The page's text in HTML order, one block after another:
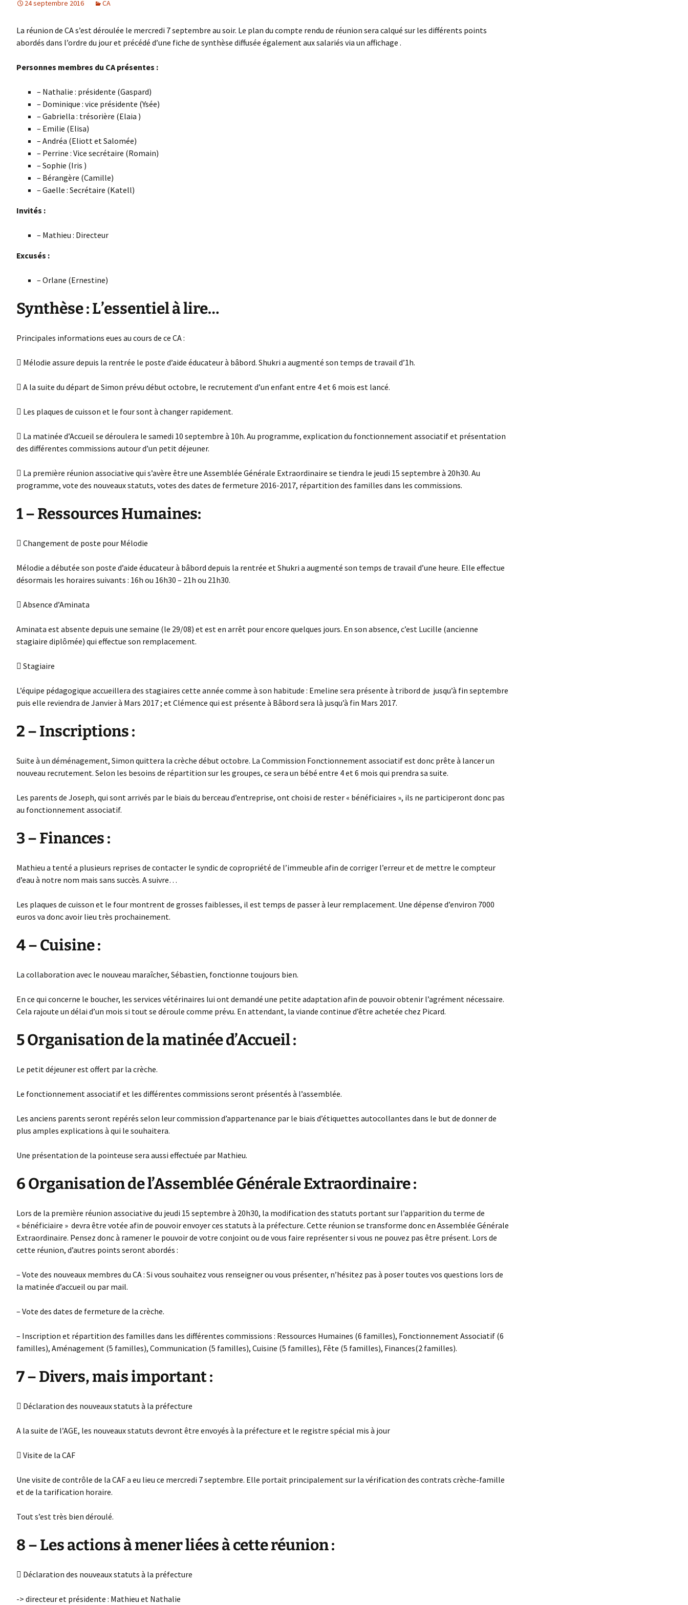
24 septembre 2016 CA
La réunion de CA s’est déroulée le mercredi 7 septembre au soir. Le plan du compte rendu de réunion sera calqué sur les différents points
abordés dans l’ordre du jour et précédé d’une fiche de synthèse diffusée également aux salariés via un affichage .
Personnes membres du CA présentes :
– Nathalie : présidente (Gaspard)
– Dominique : vice présidente (Ysée)
– Gabriella : trésorière (Elaia )
– Emilie (Elisa)
– Andréa (Eliott et Salomée)
– Perrine : Vice secrétaire (Romain)
– Sophie (Iris )
– Bérangère (Camille)
– Gaelle : Secrétaire (Katell)
Invités :
– Mathieu : Directeur
Excusés :
– Orlane (Ernestine)
Synthèse : L’essentiel à lire…
Principales informations eues au cours de ce CA :
 Mélodie assure depuis la rentrée le poste d’aide éducateur à bâbord. Shukri a augmenté son temps de travail d’1h.
 A la suite du départ de Simon prévu début octobre, le recrutement d’un enfant entre 4 et 6 mois est lancé.
 Les plaques de cuisson et le four sont à changer rapidement.
 La matinée d’Accueil se déroulera le samedi 10 septembre à 10h. Au programme, explication du fonctionnement associatif et présentation
des différentes commissions autour d’un petit déjeuner.
 La première réunion associative qui s’avère être une Assemblée Générale Extraordinaire se tiendra le jeudi 15 septembre à 20h30. Au
programme, vote des nouveaux statuts, votes des dates de fermeture 2016-2017, répartition des familles dans les commissions.
1 – Ressources Humaines:
 Changement de poste pour Mélodie
Mélodie a débutée son poste d’aide éducateur à bâbord depuis la rentrée et Shukri a augmenté son temps de travail d’une heure. Elle effectue
désormais les horaires suivants : 16h ou 16h30 – 21h ou 21h30.
 Absence d’Aminata
Aminata est absente depuis une semaine (le 29/08) et est en arrêt pour encore quelques jours. En son absence, c’est Lucille (ancienne
stagiaire diplômée) qui effectue son remplacement.
 Stagiaire
L’équipe pédagogique accueillera des stagiaires cette année comme à son habitude : Emeline sera présente à tribord de jusqu’à fin septembre
puis elle reviendra de Janvier à Mars 2017 ; et Clémence qui est présente à Bâbord sera là jusqu’à fin Mars 2017.
2 – Inscriptions :
Suite à un déménagement, Simon quittera la crèche début octobre. La Commission Fonctionnement associatif est donc prête à lancer un
nouveau recrutement. Selon les besoins de répartition sur les groupes, ce sera un bébé entre 4 et 6 mois qui prendra sa suite.
Les parents de Joseph, qui sont arrivés par le biais du berceau d’entreprise, ont choisi de rester « bénéficiaires », ils ne participeront donc pas
au fonctionnement associatif.
3 – Finances :
Mathieu a tenté a plusieurs reprises de contacter le syndic de copropriété de l’immeuble afin de corriger l’erreur et de mettre le compteur
d’eau à notre nom mais sans succès. A suivre…
Les plaques de cuisson et le four montrent de grosses faiblesses, il est temps de passer à leur remplacement. Une dépense d’environ 7000
euros va donc avoir lieu très prochainement.
4 – Cuisine :
La collaboration avec le nouveau maraîcher, Sébastien, fonctionne toujours bien.
En ce qui concerne le boucher, les services vétérinaires lui ont demandé une petite adaptation afin de pouvoir obtenir l’agrément nécessaire.
Cela rajoute un délai d’un mois si tout se déroule comme prévu. En attendant, la viande continue d’être achetée chez Picard.
5 Organisation de la matinée d’Accueil :
Le petit déjeuner est offert par la crèche.
Le fonctionnement associatif et les différentes commissions seront présentés à l’assemblée.
Les anciens parents seront repérés selon leur commission d’appartenance par le biais d’étiquettes autocollantes dans le but de donner de
plus amples explications à qui le souhaitera.
Une présentation de la pointeuse sera aussi effectuée par Mathieu.
6 Organisation de l’Assemblée Générale Extraordinaire :
Lors de la première réunion associative du jeudi 15 septembre à 20h30, la modification des statuts portant sur l’apparition du terme de
« bénéficiaire » devra être votée afin de pouvoir envoyer ces statuts à la préfecture. Cette réunion se transforme donc en Assemblée Générale
Extraordinaire. Pensez donc à ramener le pouvoir de votre conjoint ou de vous faire représenter si vous ne pouvez pas être présent. Lors de
cette réunion, d’autres points seront abordés :
– Vote des nouveaux membres du CA : Si vous souhaitez vous renseigner ou vous présenter, n’hésitez pas à poser toutes vos questions lors de
la matinée d’accueil ou par mail.
– Vote des dates de fermeture de la crèche.
– Inscription et répartition des familles dans les différentes commissions : Ressources Humaines (6 familles), Fonctionnement Associatif (6
familles), Aménagement (5 familles), Communication (5 familles), Cuisine (5 familles), Fête (5 familles), Finances(2 familles).
7 – Divers, mais important :
 Déclaration des nouveaux statuts à la préfecture
A la suite de l’AGE, les nouveaux statuts devront être envoyés à la préfecture et le registre spécial mis à jour
 Visite de la CAF
Une visite de contrôle de la CAF a eu lieu ce mercredi 7 septembre. Elle portait principalement sur la vérification des contrats crèche-famille
et de la tarification horaire.
Tout s’est très bien déroulé.
8 – Les actions à mener liées à cette réunion :
 Déclaration des nouveaux statuts à la préfecture
-> directeur et présidente : Mathieu et Nathalie